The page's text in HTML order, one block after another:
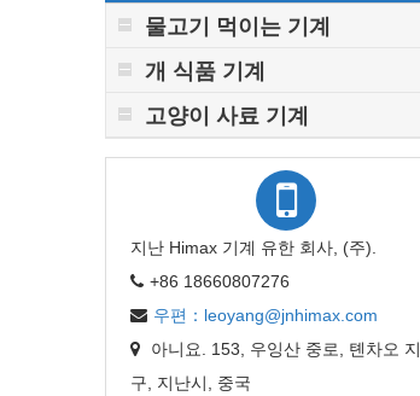
물고기 먹이는 기계
개 식품 기계
고양이 사료 기계
지난 Himax 기계 유한 회사, (주).
+86 18660807276
우편：leoyang@jnhimax.com
아니요. 153, 우잉산 중로, 톈차오 지
구, 지난시, 중국